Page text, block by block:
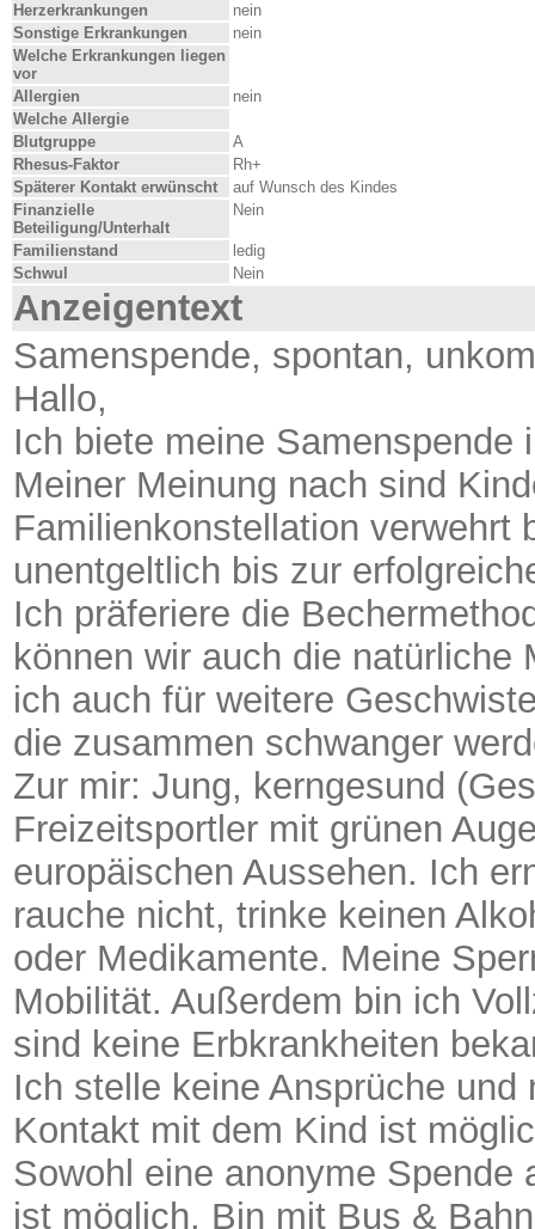
Herzerkrankungen
nein
Sonstige Erkrankungen
nein
Welche Erkrankungen liegen
vor
Allergien
nein
Welche Allergie
Blutgruppe
A
Rhesus-Faktor
Rh+
Späterer Kontakt erwünscht
auf Wunsch des Kindes
Finanzielle
Beteiligung/Unterhalt
Nein
Familienstand
ledig
Schwul
Nein
Anzeigentext
Samenspende, spontan,
Hallo,
Ich biete meine Samenspende
Meiner Meinung nach sind
Familienkonstellation verwehrt
unentgeltlich bis zur
Ich präferiere die
können wir auch die natürliche
ich auch für weitere
die zusammen schwanger
Zur mir: Jung, kerngesund
Freizeitsportler mit grünen
europäischen Aussehen. Ich
rauche nicht, trinke keinen
oder Medikamente. Meine
Mobilität. Außerdem bin ich
sind keine Erbkrankheiten
Ich stelle keine Ansprüche
Kontakt mit dem Kind ist
Sowohl eine anonyme
ist möglich. Bin mit Bus &